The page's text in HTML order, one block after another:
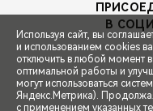
В
Используя сайт, вы
и использованием cookies
отключить в любой момент
оптимальной работы и
могут использоваться
Яндекс.Метрика).
с применением указанных